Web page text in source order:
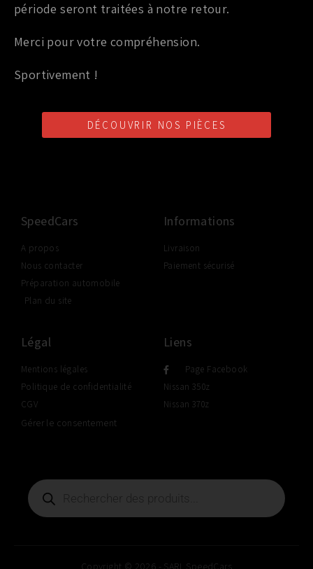
Ajouter au panier
SpeedCars
A propos
Nous contacter
Préparation automobile
Plan du site
Informations
Livraison
Paiement sécurisé
Légal
Mentions légales
Politique de confidentialité
CGV
Gérer le consentement
Liens
Page Facebook
Nissan 350z
Nissan 370z
Copyright © 2026 - SARL SpeedCars
période seront traitées à notre retour.
Merci pour votre compréhension.
Sportivement !
DÉCOUVRIR NOS PIÈCES